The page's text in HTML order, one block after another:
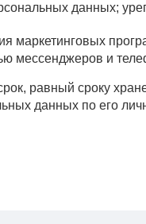
данных;
маркетинговых
мессенджеров и
равный сроку
данных по его